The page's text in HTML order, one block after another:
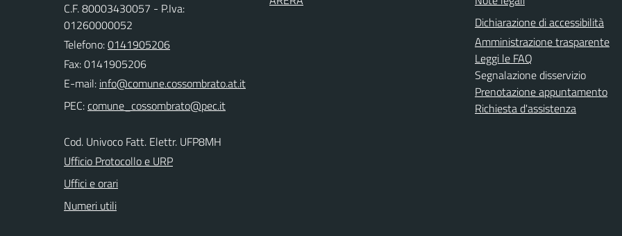
C.F. 80003430057 - P.Iva:
01260000052
Telefono:0141905206
Fax: 0141905206
E-mail:
PEC:
Cod. Univoco Fatt. Elettr. UFP8MH
Ufficio Protocollo e URP
Uffici e orari
Numeri utili
Dichiarazione di accessibilità
Amministrazione trasparente
Leggi le FAQ
Segnalazione disservizio
Prenotazione appuntamento
Richiesta d'assistenza